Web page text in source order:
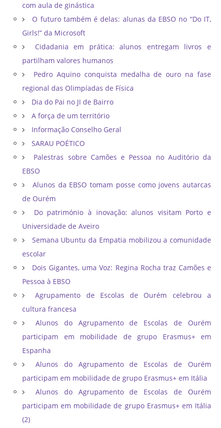
com aula de ginástica
O futuro também é delas: alunas da EBSO no “Do IT,
Girls!” da Microsoft
Cidadania em prática: alunos entregam livros e
partilham valores humanos
Pedro Aquino conquista medalha de ouro na fase
regional das Olimpíadas de Física
Dia do Pai no JI de Bairro
A força de um território
Informação Conselho Geral
SARAU POÉTICO
Palestras sobre Camões e Pessoa no Auditório da
EBSO
Alunos da EBSO tomam posse como jovens autarcas
de Ourém
Do património à inovação: alunos visitam Porto e
Universidade de Aveiro
Semana Ubuntu da Empatia mobilizou a comunidade
escolar
Dois Gigantes, uma Voz: Regina Rocha traz Camões e
Pessoa à EBSO
Agrupamento de Escolas de Ourém celebrou a
cultura francesa
Alunos do Agrupamento de Escolas de Ourém
participam em mobilidade de grupo Erasmus+ em
Espanha
Alunos do Agrupamento de Escolas de Ourém
participam em mobilidade de grupo Erasmus+ em Itália
Alunos do Agrupamento de Escolas de Ourém
participam em mobilidade de grupo Erasmus+ em Itália
(2)